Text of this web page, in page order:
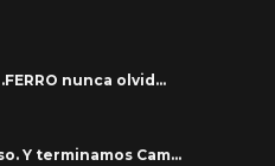
nunca olvid…
Y terminamos Cam…